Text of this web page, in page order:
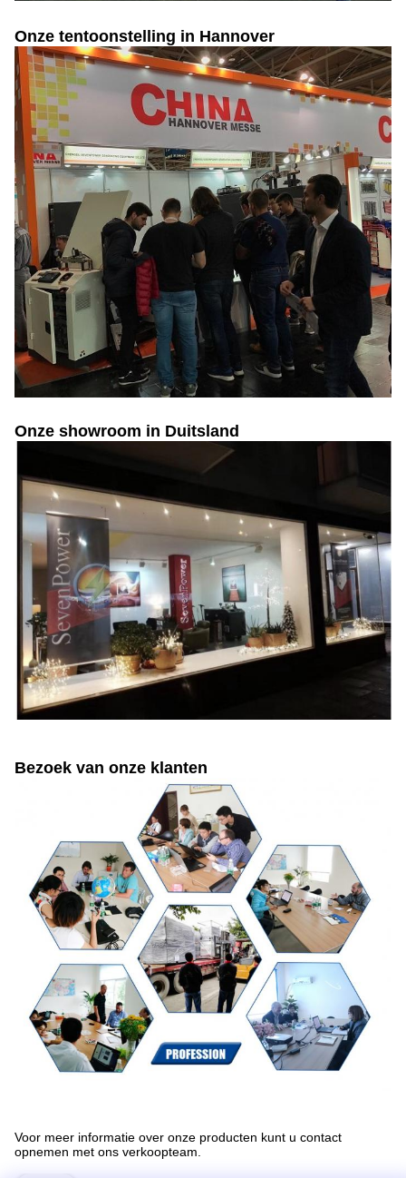
Onze tentoonstelling in Hannover
Onze showroom in Duitsland
Bezoek van onze klanten
Voor meer informatie over onze producten kunt u contact
opnemen met ons verkoopteam.